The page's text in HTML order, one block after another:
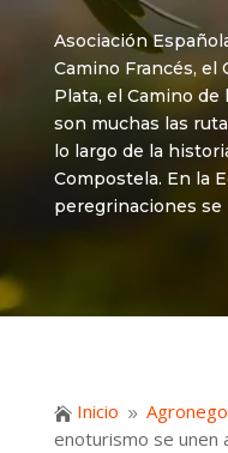
Asociación
Camino Francés, el
Plata, el Camino de
son muchas las
lo largo de la
Compostela. En la
peregrinaciones
 Inicio 9
enoturismo se unen